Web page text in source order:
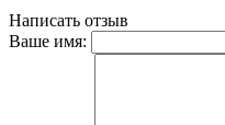
Написать отзыв
Ваше имя: